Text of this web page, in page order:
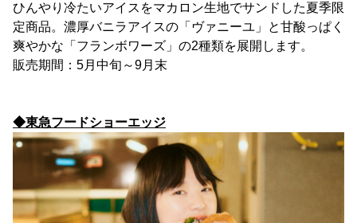
ひんやり冷たいアイスをマカロン生地でサンドした夏季限
定商品。濃厚バニラアイスの「ヴァニーユ」と甘酸っぱく
爽やかな「フランボワーズ」の2種類を展開します。
販売期間：5月中旬～9月末
◆東急フードショーエッジ